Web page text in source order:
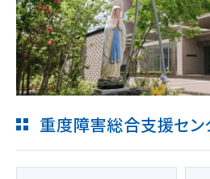
重度障害総合支援セン